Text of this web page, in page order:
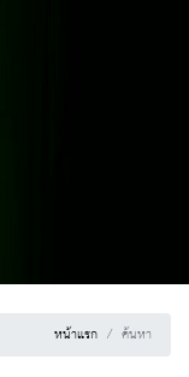
หน้าแรก ค้นหา